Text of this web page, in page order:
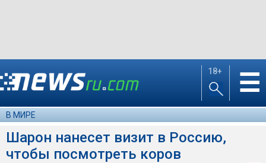
18+ ☰
В МИРЕ
Шарон нанесет визит в Россию,
чтобы посмотреть коров